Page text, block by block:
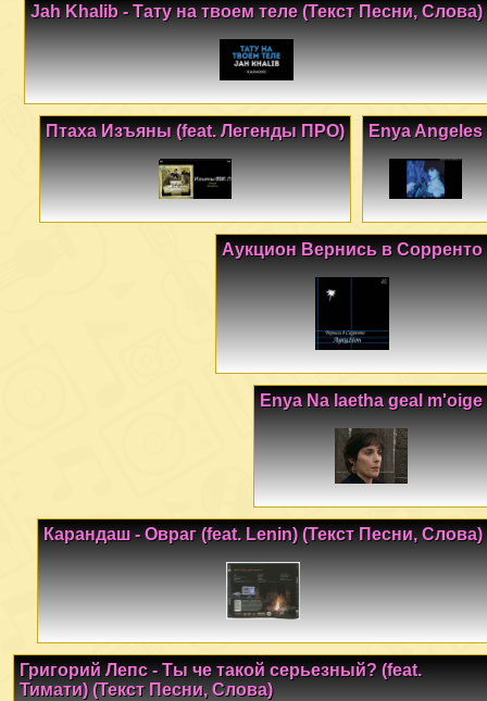
Jah Khalib - Тату на твоем теле (Текст Песни, Слова)
Enya Angeles
Птаха Изъяны (feat. Легенды ПРО)
Аукцион Вернись в Сорренто
Enya Na laetha geal m'oige
Карандаш - Овраг (feat. Lenin) (Текст Песни, Слова)
Григорий Лепс - Ты че такой серьезный? (feat.
Тимати) (Текст Песни, Слова)